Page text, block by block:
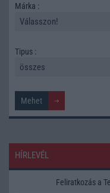
Márka :
Tipus :
HÍRLEVÉL
Feliratkozás a